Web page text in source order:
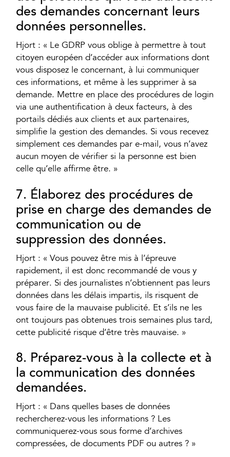
des demandes concernant leurs
données personnelles.
Hjort : « Le GDRP vous oblige à permettre à tout
citoyen européen d’accéder aux informations dont
vous disposez le concernant, à lui communiquer
ces informations, et même à les supprimer à sa
demande. Mettre en place des procédures de login
via une authentification à deux facteurs, à des
portails dédiés aux clients et aux partenaires,
simplifie la gestion des demandes. Si vous recevez
simplement ces demandes par e-mail, vous n’avez
aucun moyen de vérifier si la personne est bien
celle qu’elle affirme être. »
7. Élaborez des procédures de
prise en charge des demandes de
communication ou de
suppression des données.
Hjort : « Vous pouvez être mis à l’épreuve
rapidement, il est donc recommandé de vous y
préparer. Si des journalistes n’obtiennent pas leurs
données dans les délais impartis, ils risquent de
vous faire de la mauvaise publicité. Et s’ils ne les
ont toujours pas obtenues trois semaines plus tard,
cette publicité risque d’être très mauvaise. »
8. Préparez-vous à la collecte et à
la communication des données
demandées.
Hjort : « Dans quelles bases de données
rechercherez-vous les informations ? Les
communiquerez-vous sous forme d’archives
compressées, de documents PDF ou autres ? »